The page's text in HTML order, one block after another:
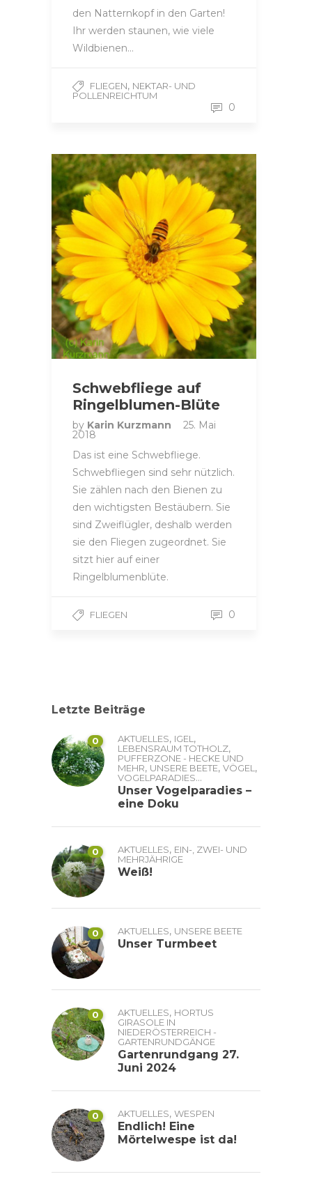
den Natternkopf in den Garten!
Ihr werden staunen, wie viele
Wildbienen…
FLIEGEN, NEKTAR- UND
POLLENREICHTUM
0
Schwebfliege auf
Ringelblumen-Blüte
by Karin Kurzmann 25. Mai
2018
Das ist eine Schwebfliege.
Schwebfliegen sind sehr nützlich.
Sie zählen nach den Bienen zu
den wichtigsten Bestäubern. Sie
sind Zweiflügler, deshalb werden
sie den Fliegen zugeordnet. Sie
sitzt hier auf einer
Ringelblumenblüte.
FLIEGEN 0
Letzte Beiträge
0 AKTUELLES, IGEL ,
LEBENSRAUM TOTHOLZ,
PUFFERZONE - HECKE UND
MEHR, UNSERE BEETE, VÖGEL ,
VOGELPARADIES...
Unser Vogelparadies –
eine Doku
0 AKTUELLES, EIN-, ZWEI- UND
MEHRJÄHRIGE
Weiß!
0 AKTUELLES, UNSERE BEETE
Unser Turmbeet
0 AKTUELLES, HORTUS
GIRASOLE IN
NIEDERÖSTERREICH -
GARTENRUNDGÄNGE
Gartenrundgang 27.
Juni 2024
0 AKTUELLES, WESPEN
Endlich! Eine
Mörtelwespe ist da!